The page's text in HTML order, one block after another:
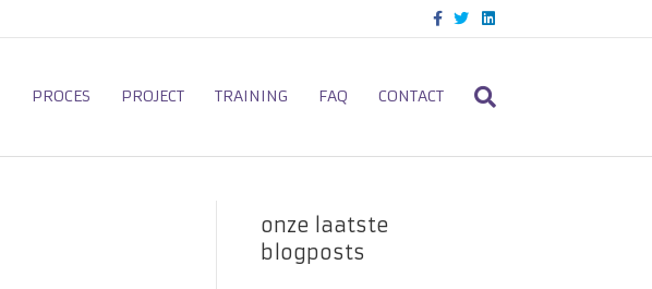
c
o
o
T
i
e
L
n
d
PROCES PROJECT TRAINING FAQ CONTACT
onze laatste
blogposts